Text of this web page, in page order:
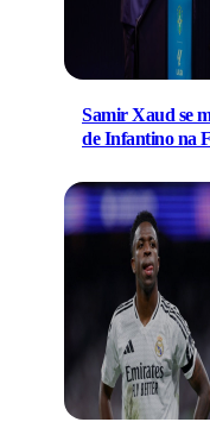
Samir Xaud se
de Infantino na